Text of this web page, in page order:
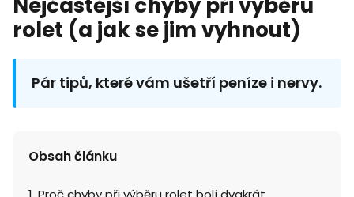
rolet (a jak se jim vyhnout)
Pár tipů, které vám ušetří peníze i nervy.
Obsah článku